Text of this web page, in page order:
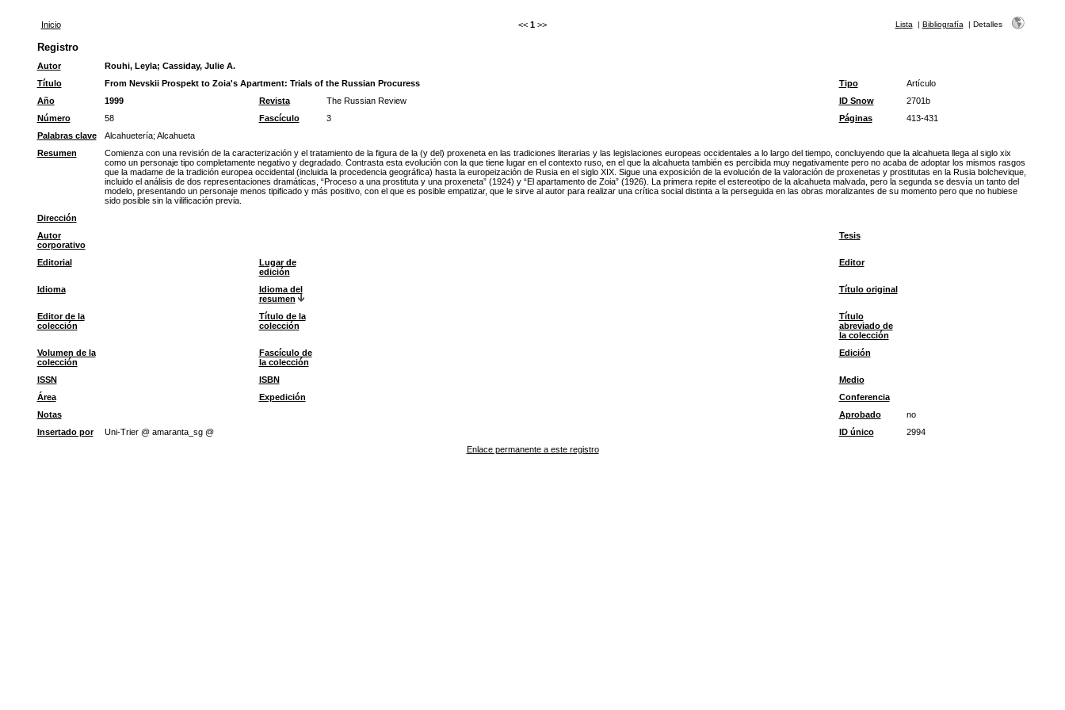
Inicio << 1 >> Lista | Bibliografía | Detalles
Registro
Autor Rouhi, Leyla; Cassiday, Julie A.
Título
From Nevskii Prospekt to Zoia's Apartment: Trials of the Russian Procuress Tipo
Artículo
Año
1999 Revista The Russian Review ID Snow
2701b
Número
58 Fascículo 3 Páginas
413-431
Palabras clave
Alcahuetería; Alcahueta
Resumen
Comienza con una revisión de la caracterización y el tratamiento de la figura de la (y del) proxeneta en las tradiciones literarias y las legislaciones europeas occidentales a lo largo del tiempo, concluyendo que la alcahueta llega al siglo xix
como un personaje tipo completamente negativo y degradado. Contrasta esta evolución con la que tiene lugar en el contexto ruso, en el que la alcahueta también es percibida muy negativamente pero no acaba de adoptar los mismos rasgos
que la madame de la tradición europea occidental (incluida la procedencia geográfica) hasta la europeización de Rusia en el siglo XIX. Sigue una exposición de la evolución de la valoración de proxenetas y prostitutas en la Rusia bolchevique,
incluido el análisis de dos representaciones dramáticas, “Proceso a una prostituta y una proxeneta” (1924) y “El apartamento de Zoia” (1926). La primera repite el estereotipo de la alcahueta malvada, pero la segunda se desvía un tanto del
modelo, presentando un personaje menos tipificado y más positivo, con el que es posible empatizar, que le sirve al autor para realizar una crítica social distinta a la perseguida en las obras moralizantes de su momento pero que no hubiese
sido posible sin la vilificación previa.
Dirección
Autor
corporativo
Tesis
Editorial
Lugar de
edición
Editor
Idioma
Idioma del
resumen
Título original
Editor de la
colección
Título de la
colección
Título
abreviado de
la colección
Volumen de la
colección
Fascículo de
la colección
Edición
ISSN ISBN
Medio
Área
Expedición
Conferencia
Notas
Aprobado
no
Insertado por
Uni-Trier @ amaranta_sg @ ID único
2994
Enlace permanente a este registro